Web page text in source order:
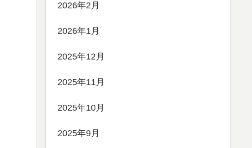
2026年2月
2026年1月
2025年12月
2025年11月
2025年10月
2025年9月